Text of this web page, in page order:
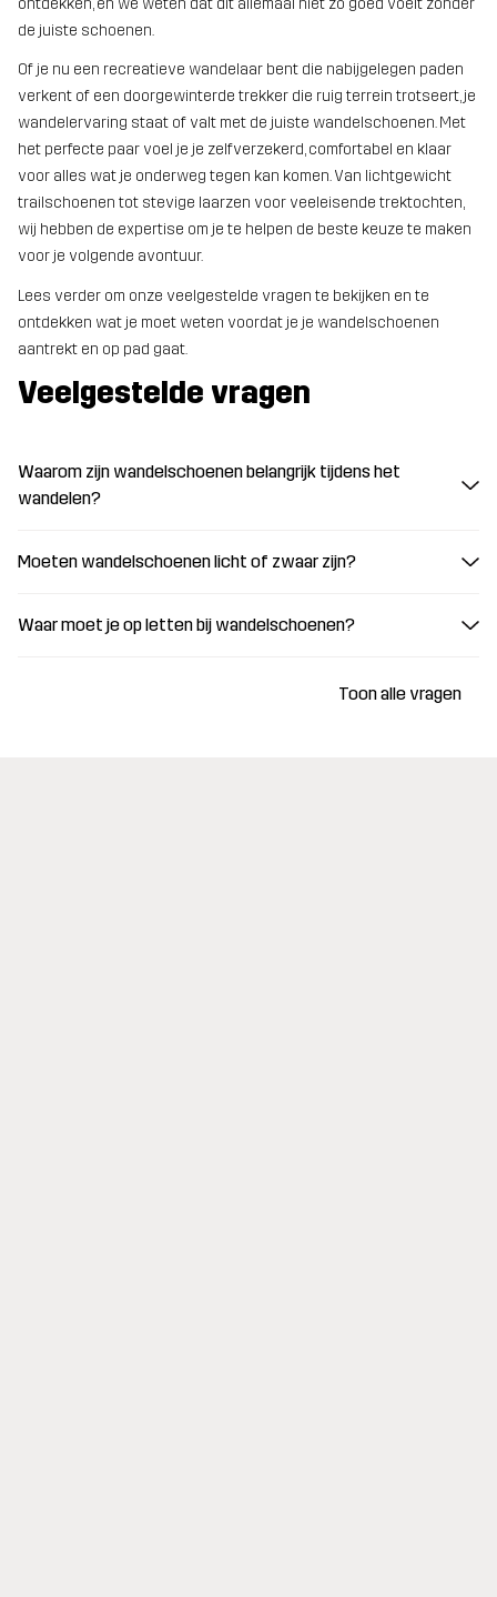
ontdekken, en we weten dat dit allemaal niet zo goed voelt zonder
de juiste schoenen.
Of je nu een recreatieve wandelaar bent die nabijgelegen paden
verkent of een doorgewinterde trekker die ruig terrein trotseert, je
wandelervaring staat of valt met de juiste wandelschoenen. Met
het perfecte paar voel je je zelfverzekerd, comfortabel en klaar
voor alles wat je onderweg tegen kan komen. Van lichtgewicht
trailschoenen tot stevige laarzen voor veeleisende trektochten,
wij hebben de expertise om je te helpen de beste keuze te maken
voor je volgende avontuur.
Lees verder om onze veelgestelde vragen te bekijken en te
ontdekken wat je moet weten voordat je je wandelschoenen
aantrekt en op pad gaat.
Veelgestelde vragen
Waarom zijn wandelschoenen belangrijk tijdens het
wandelen?
Moeten wandelschoenen licht of zwaar zijn?
Waar moet je op letten bij wandelschoenen?
Toon alle vragen